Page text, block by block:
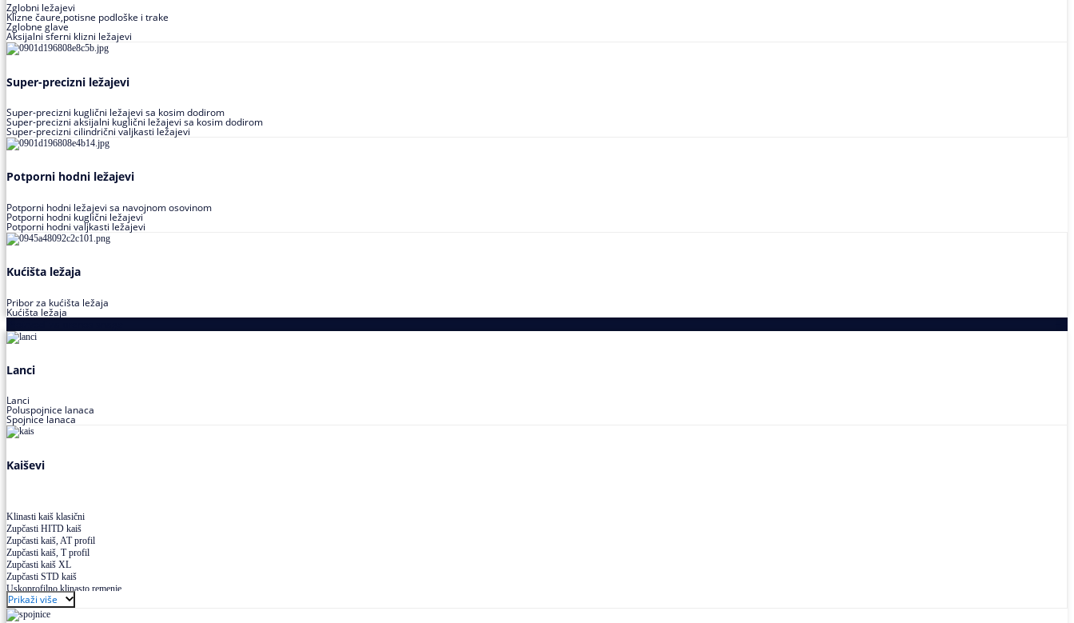
Zglobni ležajevi
Klizne čaure,potisne podloške i trake
Zglobne glave
Aksijalni sferni klizni ležajevi
Super-precizni ležajevi
Super-precizni kuglični ležajevi sa kosim dodirom
Super-precizni aksijalni kuglični ležajevi sa kosim dodirom
Super-precizni cilindrični valjkasti ležajevi
Potporni hodni ležajevi
Potporni hodni ležajevi sa navojnom osovinom
Potporni hodni kuglični ležajevi
Potporni hodni valjkasti ležajevi
Kućišta ležaja
Pribor za kućišta ležaja
Kućišta ležaja
Lanci
Lanci
Poluspojnice lanaca
Spojnice lanaca
Kaiševi
Klinasti kaiš klasični
Zupčasti HITD kaiš
Zupčasti kaiš, AT profil
Zupčasti kaiš, T profil
Zupčasti kaiš XL
Zupčasti STD kaiš
Uskoprofilno klinasto remenje
Uskoprofilno klinasto remenje spojeno
Uskoprofilno klinasto remenje XP extra power
Prikaži više